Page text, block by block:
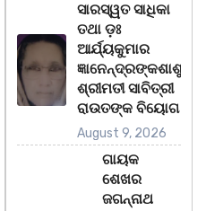
ସାରସ୍ୱତ ସାଧିକା
ତଥା ଡ଼ଃ
ଆର୍ଯ୍ୟକୁମାର
ଜ୍ଞାନେନ୍ଦ୍ରଙ୍କଶାଶୁ
ଶ୍ରୀମତୀ ସାବିତ୍ରୀ
ରାଉତଙ୍କ ବିୟୋଗ
August 9, 2026
ଗାୟକ
ଶେଖର
ଜଗନ୍ନାଥ